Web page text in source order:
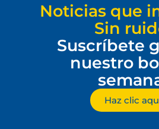
Noticias que
Sin
Suscríbete
nuestro
Haz clic